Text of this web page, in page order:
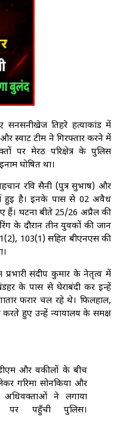
सनसनीखेज तिहरे हत्याकांड में
स्वाट टीम ने गिरफ्तार करने में
पर मेरठ परिक्षेत्र के पुलिस
घोषित था।
रवि सैनी (पुत्र सुभाष) और
में हुई है। इनके पास से 02 अवैध
हैं। घटना बीते 25/26 अप्रैल की
के दौरान तीन युवकों की जान
103(1) सहित बीएनएस की
प्रभारी संदीप कुमार के नेतृत्व में
के पास से घेराबंदी कर इन्हें
फरार चल रहे थे। फिलहाल,
करते हुए उन्हें न्यायालय के समक्ष
और वकीलों के बीच
गरिमा सोनकिया और
अधिवक्ताओं ने लगाया
पर पहुँची पुलिस।